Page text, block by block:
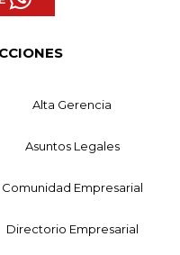
Alta Gerencia
Asuntos Legales
Comunidad Empresarial
Directorio Empresarial